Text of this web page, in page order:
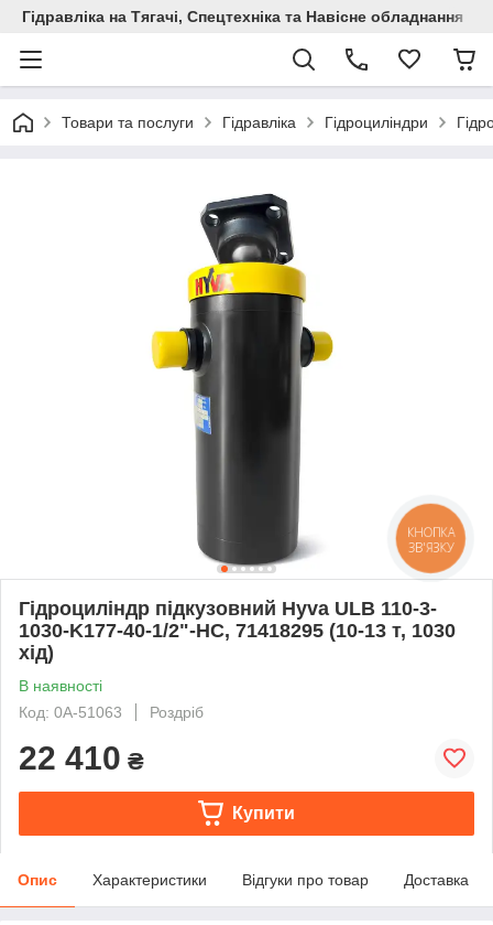
Гідравліка на Тягачі, Спецтехніка та Навісне обладнання
Товари та послуги Гідравліка Гідроциліндри
Гідроциліндр підкузовний Hyva ULB 110-3-
1030-K177-40-1/2"-HC, 71418295 (10-13 т, 1030
хід)
В наявності
Код: 0А-51063
Роздріб
22 410 ₴
Купити
Опис Характеристики Відгуки про товар Доставка
КНОПКА
ЗВ'ЯЗКУ